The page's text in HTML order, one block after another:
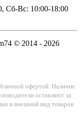
Сб-Вс: 10:00-18:00
© 2014 - 2026
офертой. Наличие
оставляют за
и внешний вид товаров